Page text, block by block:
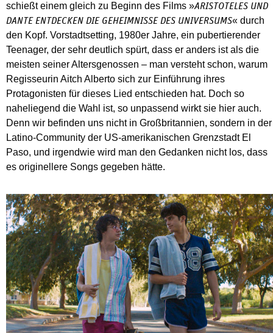
schießt einem gleich zu Beginn des Films »ARISTOTELES UND
DANTE ENTDECKEN DIE GEHEIMNISSE DES UNIVERSUMS« durch
den Kopf. Vorstadtsetting, 1980er Jahre, ein pubertierender
Teenager, der sehr deutlich spürt, dass er anders ist als die
meisten seiner Altersgenossen – man versteht schon, warum
Regisseurin Aitch Alberto sich zur Einführung ihres
Protagonisten für dieses Lied entschieden hat. Doch so
naheliegend die Wahl ist, so unpassend wirkt sie hier auch.
Denn wir befinden uns nicht in Großbritannien, sondern in der
Latino-Community der US-amerikanischen Grenzstadt El
Paso, und irgendwie wird man den Gedanken nicht los, dass
es originellere Songs gegeben hätte.